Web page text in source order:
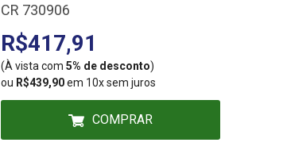
CR 730906
R$417,91
(À vista com 5% de desconto)
ou R$439,90em 10x sem juros
COMPRAR